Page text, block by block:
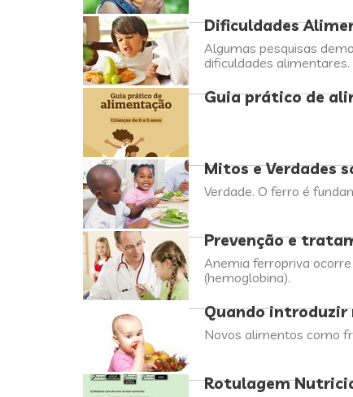
Dificuldades
Algumas pesquisas
dificuldades alimentares.
Guia prático de
Mitos e Verdades
Verdade. O ferro é
Prevenção e
Anemia ferropriva
(hemoglobina).
Quando introduzir
Novos alimentos como
Rotulagem